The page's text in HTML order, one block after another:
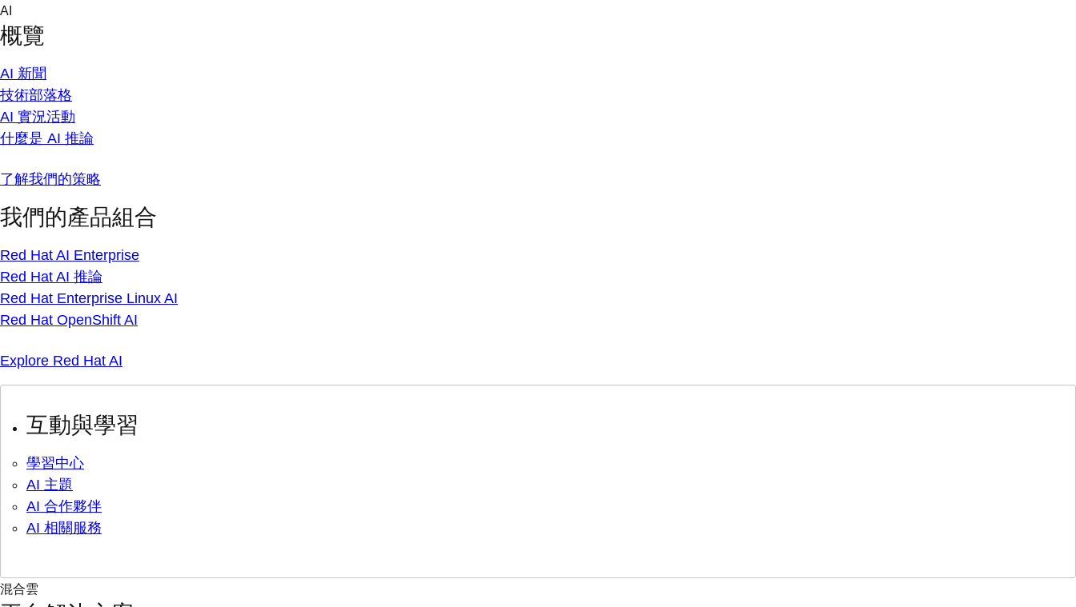
Skip
content
AI
概覽
AI 新聞
技術部落格
AI 實況活動
什麼是 AI 推論
了解我們的策略
我們的產品組合
Red Hat AI Enterprise
Red Hat AI 推論
Red Hat Enterprise Linux AI
Red Hat OpenShift AI
Explore Red Hat AI
互動與學習
學習中心
AI 主題
AI 合作夥伴
AI 相關服務
混合雲